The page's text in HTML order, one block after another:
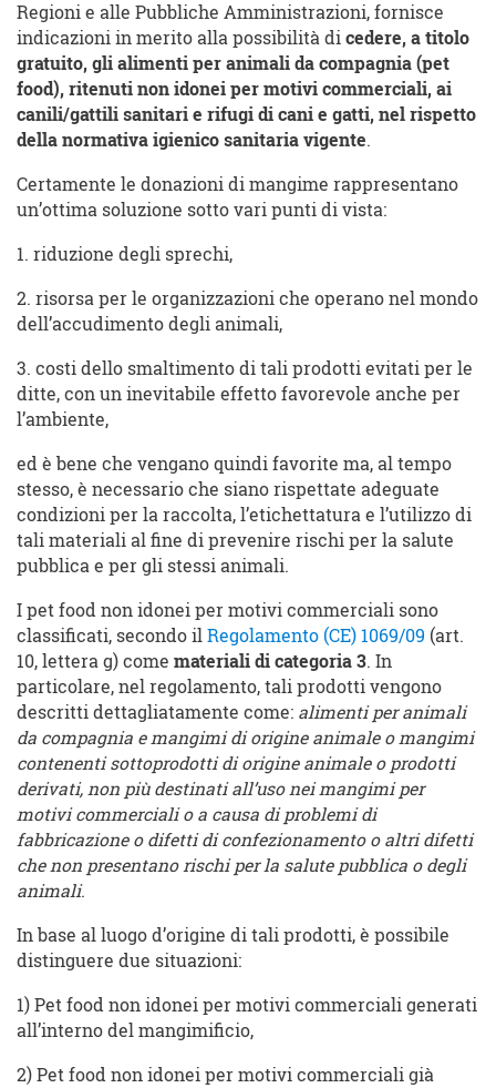
Regioni e alle Pubbliche Amministrazioni, fornisce
indicazioni in merito alla possibilità di cedere, a titolo
gratuito, gli alimenti per animali da compagnia (pet
food), ritenuti non idonei per motivi commerciali, ai
canili/gattili sanitari e rifugi di cani e gatti, nel rispetto
della normativa igienico sanitaria vigente.
Certamente le donazioni di mangime rappresentano
un’ottima soluzione sotto vari punti di vista:
1. riduzione degli sprechi,
2. risorsa per le organizzazioni che operano nel mondo
dell’accudimento degli animali,
3. costi dello smaltimento di tali prodotti evitati per le
ditte, con un inevitabile effetto favorevole anche per
l’ambiente,
ed è bene che vengano quindi favorite ma, al tempo
stesso, è necessario che siano rispettate adeguate
condizioni per la raccolta, l’etichettatura e l’utilizzo di
tali materiali al fine di prevenire rischi per la salute
pubblica e per gli stessi animali.
I pet food non idonei per motivi commerciali sono
classificati, secondo il Regolamento (CE) 1069/09 (art.
10, lettera g) come materiali di categoria 3. In
particolare, nel regolamento, tali prodotti vengono
descritti dettagliatamente come: alimenti per animali
da compagnia e mangimi di origine animale o mangimi
contenenti sottoprodotti di origine animale o prodotti
derivati, non più destinati all’uso nei mangimi per
motivi commerciali o a causa di problemi di
fabbricazione o difetti di confezionamento o altri difetti
che non presentano rischi per la salute pubblica o degli
animali.
In base al luogo d’origine di tali prodotti, è possibile
distinguere due situazioni:
1) Pet food non idonei per motivi commerciali generati
all’interno del mangimificio,
2) Pet food non idonei per motivi commerciali già